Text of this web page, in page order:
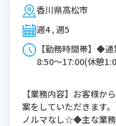
香川県高松市
週4 , 週5
【勤務時間帯】◆
8:50〜17:00(休憩
※残業：0〜5時間程
【業務内容】お客様か
案をしていただきます
ノルマなし☆◆主な業